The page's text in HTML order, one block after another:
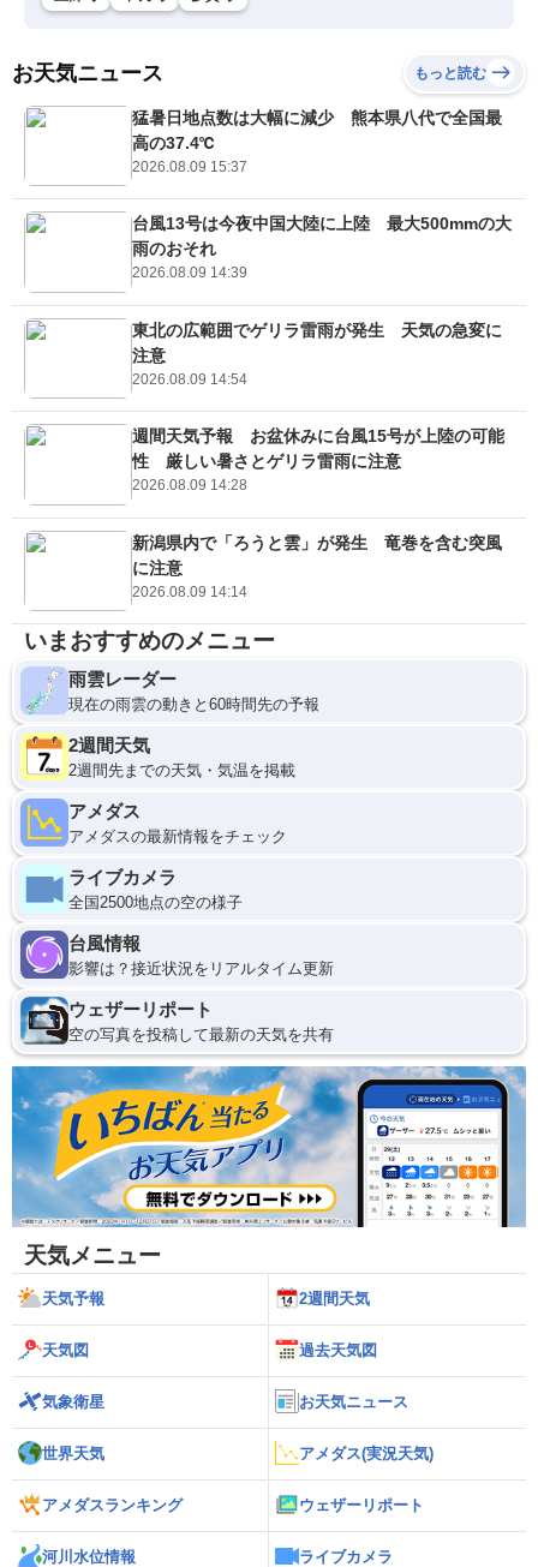
お天気ニュース もっと読む
猛暑日地点数は大幅に減少 熊本県八代で全国最
高の37.4℃
2026.08.09 15:37
台風13号は今夜中国大陸に上陸 最大500mmの大
雨のおそれ
2026.08.09 14:39
東北の広範囲でゲリラ雷雨が発生 天気の急変に
注意
2026.08.09 14:54
週間天気予報 お盆休みに台風15号が上陸の可能
性 厳しい暑さとゲリラ雷雨に注意
2026.08.09 14:28
新潟県内で「ろうと雲」が発生 竜巻を含む突風
に注意
2026.08.09 14:14
いまおすすめのメニュー
雨雲レーダー
現在の雨雲の動きと60時間先の予報
2週間天気
2週間先までの天気・気温を掲載
アメダス
アメダスの最新情報をチェック
ライブカメラ
全国2500地点の空の様子
台風情報
影響は？接近状況をリアルタイム更新
ウェザーリポート
空の写真を投稿して最新の天気を共有
天気メニュー
天気予報 2週間天気
天気図 過去天気図
気象衛星 お天気ニュース
世界天気 アメダス(実況天気)
アメダスランキング ウェザーリポート
河川水位情報 ライブカメラ